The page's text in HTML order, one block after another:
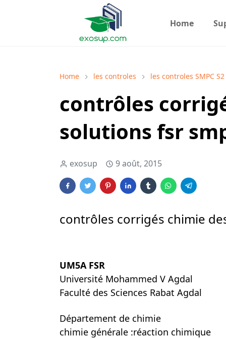
Home
Home les controles les controles SMPC S2
contrôles
solutions fsr
exosup 9 août, 2015
contrôles corrigés chimie
UM5A FSR
Université Mohammed V Agdal
Faculté des Sciences Rabat Agdal
Département de chimie
chimie générale :réaction chimique